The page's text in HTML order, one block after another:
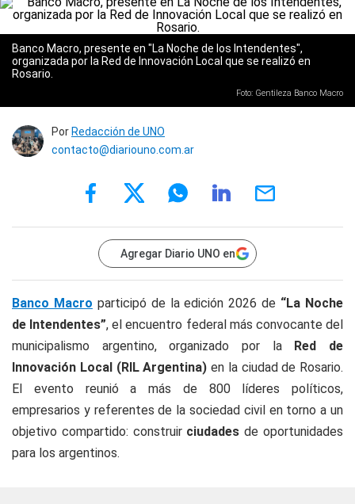
Banco Macro, presente en "La Noche de los Intendentes",
organizada por la Red de Innovación Local que se realizó en
Rosario.
Foto: Gentileza Banco Macro
Por Redacción de UNO
contacto@diariouno.com.ar
Agregar Diario UNO en
Banco Macro participó de la edición 2026 de “La Noche
de Intendentes”, el encuentro federal más convocante del
municipalismo argentino, organizado por la Red de
Innovación Local (RIL Argentina) en la ciudad de Rosario.
El evento reunió a más de 800 líderes políticos,
empresarios y referentes de la sociedad civil en torno a un
objetivo compartido: construir ciudadesde oportunidades
para los argentinos.